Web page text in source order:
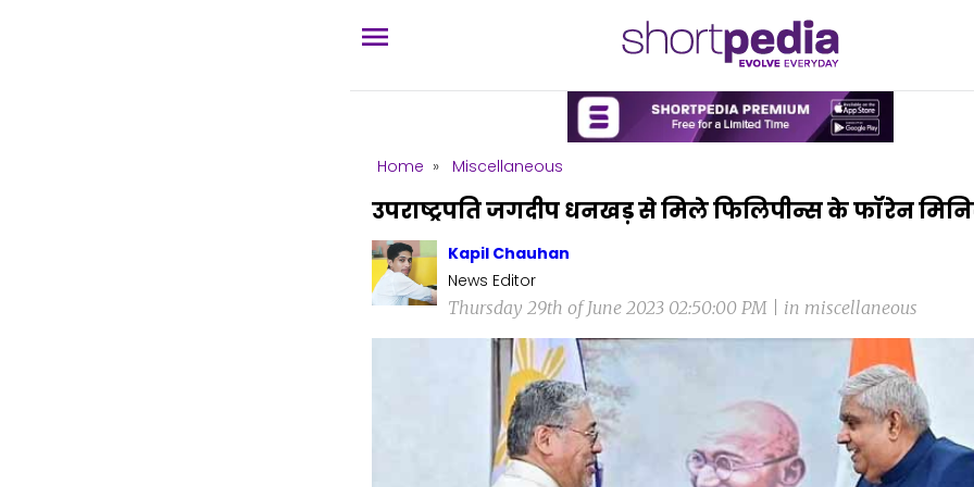
Home » Miscellaneous
उपराष्ट्रपति जगदीप धनखड़ से मिले फिलिपीन्स के फॉरेन
Kapil Chauhan
News Editor
Thursday 29th of June 2023 02:50:00 PM | in miscellaneous